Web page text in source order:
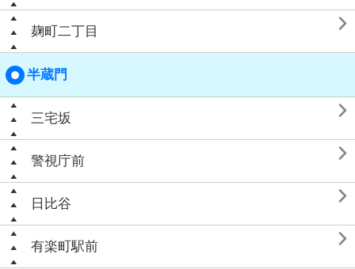
麹町二丁目 
半蔵門
三宅坂 
警視庁前 
日比谷 
有楽町駅前 